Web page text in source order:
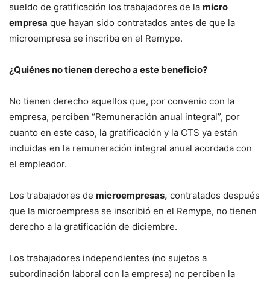
sueldo de gratificación los trabajadores de la micro
empresa que hayan sido contratados antes de que la
microempresa se inscriba en el Remype.
¿Quiénes no tienen derecho a este beneficio?
No tienen derecho aquellos que, por convenio con la
empresa, perciben “Remuneración anual integral”, por
cuanto en este caso, la gratificación y la CTS ya están
incluidas en la remuneración integral anual acordada con
el empleador.
Los trabajadores de microempresas, contratados después
que la microempresa se inscribió en el Remype, no tienen
derecho a la gratificación de diciembre.
Los trabajadores independientes (no sujetos a
subordinación laboral con la empresa) no perciben la